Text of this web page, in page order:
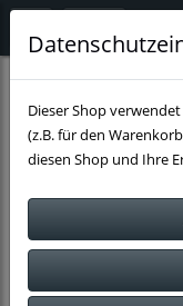
Deko und Accessoires
Dieser Shop
(z.B. für den
diesen Shop und Ihre